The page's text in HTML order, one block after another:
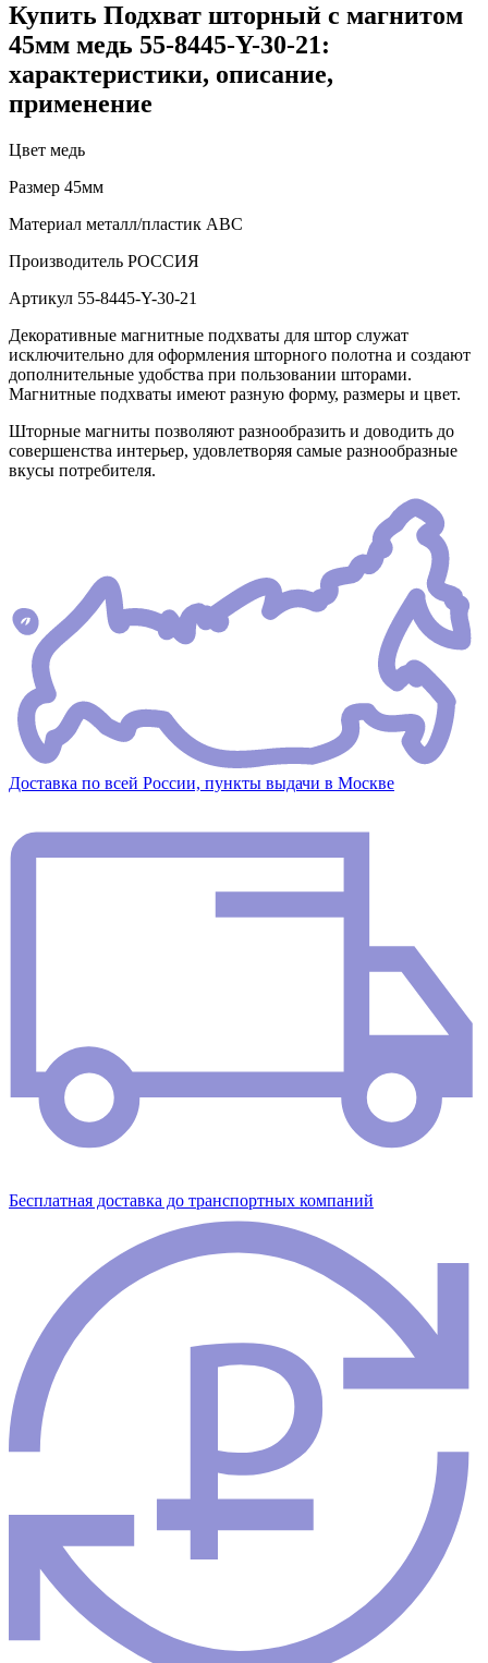
Купить Подхват шторный с магнитом
45мм медь 55-8445-Y-30-21:
характеристики, описание,
применение
Цвет медь
Размер 45мм
Материал металл/пластик АВС
Производитель РОССИЯ
Артикул 55-8445-Y-30-21
Декоративные магнитные подхваты для штор служат
исключительно для оформления шторного полотна и создают
дополнительные удобства при пользовании шторами.
Магнитные подхваты имеют разную форму, размеры и цвет.
Шторные магниты позволяют разнообразить и доводить до
совершенства интерьер, удовлетворяя самые разнообразные
вкусы потребителя.
Доставка по всей России, пункты выдачи в Москве
Бесплатная доставка до транспортных компаний